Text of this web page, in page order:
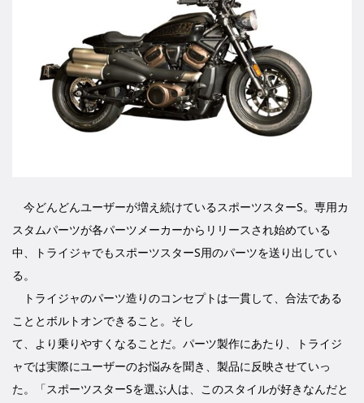
今どんどんユーザーが増え続けているスポーツスターS。専用カ
スタムパーツが各パーツメーカーからリリースされ始めている
中、トライジャでもスポーツスターS用のパーツを送り出してい
る。
トライジャのパーツ造りのコンセプトは一貫して、合法である
こととボルトオンできること。そし
て、より乗りやすくなることだ。パーツ製作にあたり、トライジ
ャでは実際にユーザーのお悩みを聞き、製品に反映させていっ
た。「スポーツスターSを選ぶ人は、このスタイルが好きなんだと